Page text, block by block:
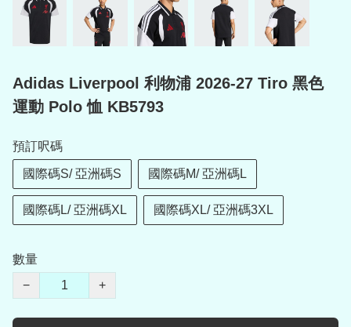
Adidas Liverpool 利物浦 2026-27 Tiro 黑色
運動 Polo 恤 KB5793
預訂呎碼
國際碼S/ 亞洲碼S 國際碼M/ 亞洲碼L
國際碼L/ 亞洲碼XL 國際碼XL/ 亞洲碼3XL
數量
−
+